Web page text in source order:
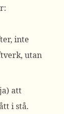
inte
utan
att
i stå.